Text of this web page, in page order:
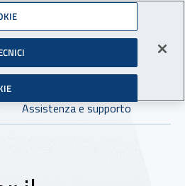
Lavoro
esterno - Apertura in nuova finestra
- Apertura in nuova finestra
- Sito esterno - Apertura in
Linkedin - Sito esterno -
Youtube - Sito esterno -
Tiktok - SitoSpreaker -
in:tutto INAIL.it
Assistenza e supporto